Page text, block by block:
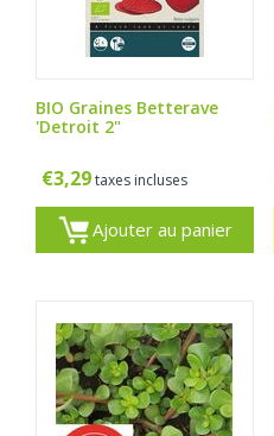
BIO Graines Betterave
'Detroit 2"
€3,29taxes incluses
Ajouter au panier